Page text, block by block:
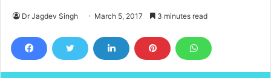
Dr Jagdev Singh March 5, 2017 3 minutes read